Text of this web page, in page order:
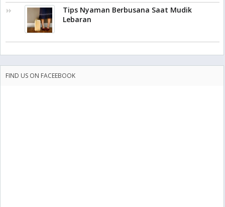
Tips Nyaman Berbusana Saat Mudik
Lebaran
FIND US ON FACEEBOOK